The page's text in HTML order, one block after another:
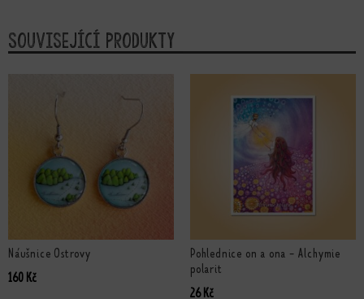
Související produkty
Náušnice Ostrovy
160 Kč
Pohlednice on a ona - Alchymie
polarit
26Kč